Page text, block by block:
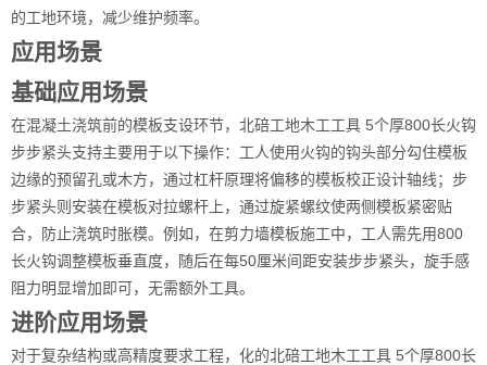
的工地环境，减少维护频率。
应用场景
基础应用场景
在混凝土浇筑前的模板支设环节，北碚工地木工工具 5个厚800长火钩
步步紧头支持主要用于以下操作：工人使用火钩的钩头部分勾住模板
边缘的预留孔或木方，通过杠杆原理将偏移的模板校正设计轴线；步
步紧头则安装在模板对拉螺杆上，通过旋紧螺纹使两侧模板紧密贴
合，防止浇筑时胀模。例如，在剪力墙模板施工中，工人需先用800
长火钩调整模板垂直度，随后在每50厘米间距安装步步紧头，旋手感
阻力明显增加即可，无需额外工具。
进阶应用场景
对于复杂结构或高精度要求工程，化的北碚工地木工工具 5个厚800长